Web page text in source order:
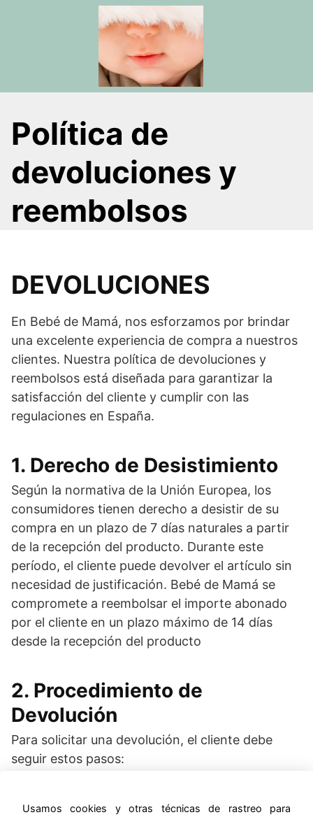
Política de
devoluciones y
reembolsos
DEVOLUCIONES
En Bebé de Mamá, nos esforzamos por brindar
una excelente experiencia de compra a nuestros
clientes. Nuestra política de devoluciones y
reembolsos está diseñada para garantizar la
satisfacción del cliente y cumplir con las
regulaciones en España.
1. Derecho de Desistimiento
Según la normativa de la Unión Europea, los
consumidores tienen derecho a desistir de su
compra en un plazo de 7 días naturales a partir
de la recepción del producto. Durante este
período, el cliente puede devolver el artículo sin
necesidad de justificación. Bebé de Mamá se
compromete a reembolsar el importe abonado
por el cliente en un plazo máximo de 14 días
desde la recepción del producto
2. Procedimiento de
Devolución
Para solicitar una devolución, el cliente debe
seguir estos pasos:
a. Notificación
Usamos cookies y otras técnicas de rastreo para